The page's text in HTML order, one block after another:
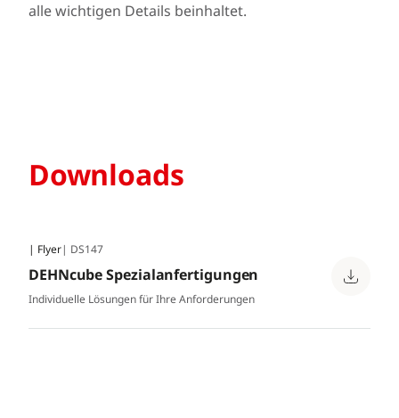
alle wichtigen Details beinhaltet.
Downloads
| Flyer| DS147
DEHNcube Spezialanfertigungen
Individuelle Lösungen für Ihre Anforderungen